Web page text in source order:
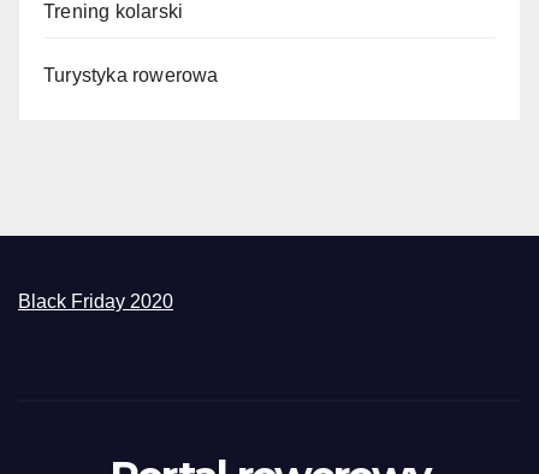
Trening kolarski
Turystyka rowerowa
Black Friday 2020